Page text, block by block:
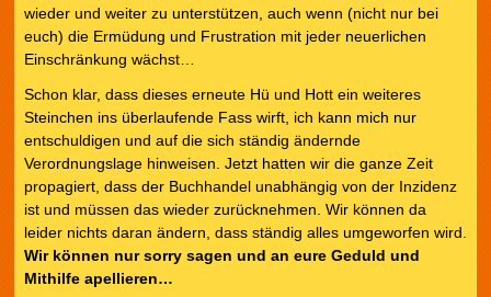
wieder und weiter zu unterstützen, auch wenn (nicht nur bei
euch) die Ermüdung und Frustration mit jeder neuerlichen
Einschränkung wächst…
Schon klar, dass dieses erneute Hü und Hott ein weiteres
Steinchen ins überlaufende Fass wirft, ich kann mich nur
entschuldigen und auf die sich ständig ändernde
Verordnungslage hinweisen. Jetzt hatten wir die ganze Zeit
propagiert, dass der Buchhandel unabhängig von der Inzidenz
ist und müssen das wieder zurücknehmen. Wir können da
leider nichts daran ändern, dass ständig alles umgeworfen wird.
Wir können nur sorry sagen und an eure Geduld und
Mithilfe apellieren…